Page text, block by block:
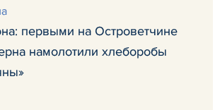
первыми на Островетчине
намолотили хлеборобы